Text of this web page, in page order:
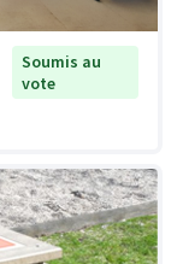
Soumis au
vote